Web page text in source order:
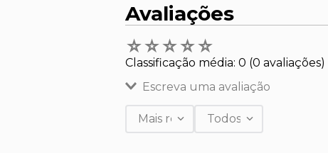
Avaliações
☆☆☆☆☆
Classificação média: 0 (0 avaliações)
Escreva uma avaliação
Mais recentesTodos